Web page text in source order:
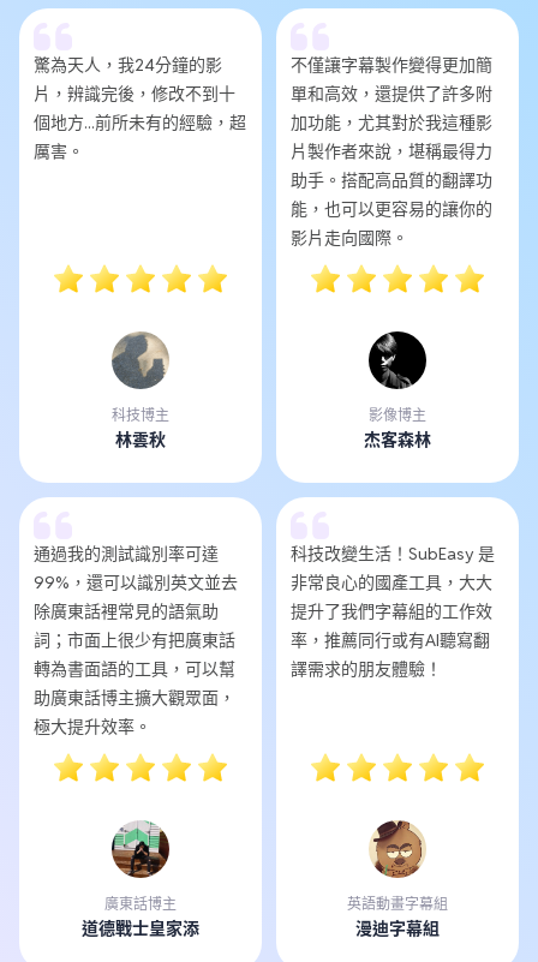
驚為天人，我24分鐘的影
片，辨識完後，修改不到十
個地方...前所未有的經驗，超
厲害。
科技博主
林雲秋
不僅讓字幕製作變得更加簡
單和高效，還提供了許多附
加功能，尤其對於我這種影
片製作者來說，堪稱最得力
助手。搭配高品質的翻譯功
能，也可以更容易的讓你的
影片走向國際。
影像博主
杰客森林
通過我的測試識別率可達
99%，還可以識別英文並去
除廣東話裡常見的語氣助
詞；市面上很少有把廣東話
轉為書面語的工具，可以幫
助廣東話博主擴大觀眾面，
極大提升效率。
廣東話博主
道德戰士皇家添
科技改變生活！SubEasy 是
非常良心的國產工具，大大
提升了我們字幕組的工作效
率，推薦同行或有AI聽寫翻
譯需求的朋友體驗！
英語動畫字幕組
漫迪字幕組